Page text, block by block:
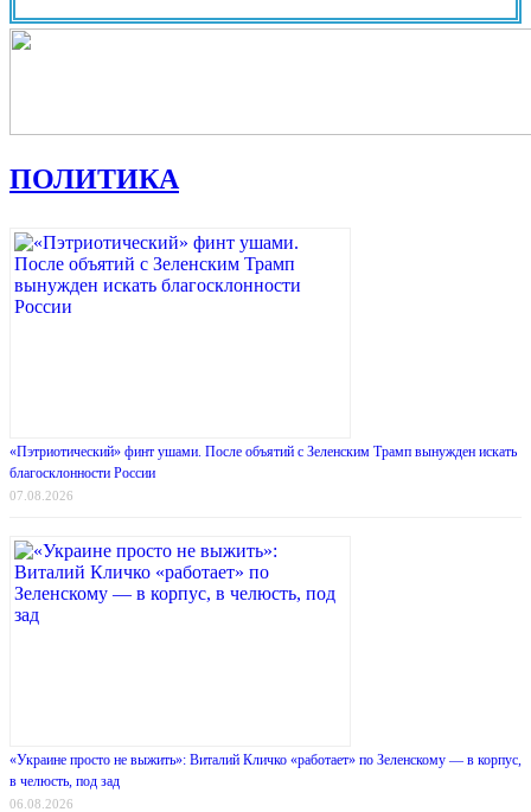
ПОЛИТИКА
«Пэтриотический» финт ушами. После объятий с Зеленским Трамп вынужден искать
благосклонности России
07.08.2026
«Украине просто не выжить»: Виталий Кличко «работает» по Зеленскому — в корпус,
в челюсть, под зад
06.08.2026